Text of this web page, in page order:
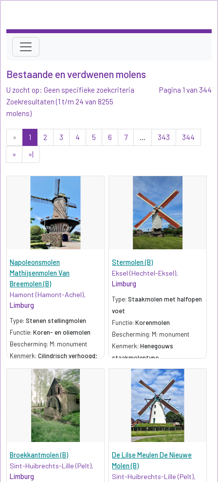
Bestaande en verdwenen molens
U zocht op: Geen specifieke zoekcriteria
Zoekresultaten (1 t/m 24 van 8255
molens)
Pagina 1 van 344
« 1 2 3 4 5 6 7 ... 343
344
»
»|
Napoleonsmolen
Mathijsenmolen Van
Breemolen (B)
Hamont (Hamont-Achel),
Limburg
Type: Stenen stellingmolen
Functie: Koren- en oliemolen
Bescherming: M: monument
Kenmerk: Cilindrisch verhoogd;
volledig gietijzeren molenas
(fabr. Enthoven)
Stermolen (B)
Eksel (Hechtel-Eksel),
Limburg
Type:Staakmolen met halfopen
voet
Functie:Korenmolen
Bescherming: M: monument
Kenmerk:Henegouws
staakmolentype
Broekkantmolen (B)
Sint-Huibrechts-Lille (Pelt),
Limburg
De Lilse Meulen De Nieuwe
Molen (B)
Sint-Huibrechts-Lille (Pelt),